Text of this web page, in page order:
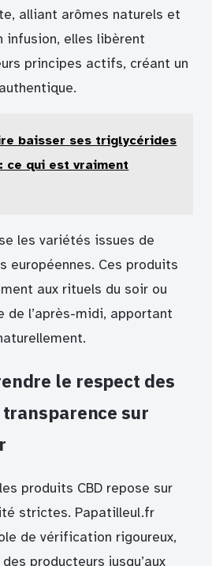
alliant arômes naturels et
infusion, elles libèrent
principes actifs, créant un
baisser ses triglycérides
ce qui est vraiment
les variétés issues de
européennes. Ces produits
aux rituels du soir ou
de l’après-midi, apportant
le respect des
sur
produits CBD repose sur
strictes. Papatilleul.fr
de vérification rigoureux,
producteurs jusqu’aux